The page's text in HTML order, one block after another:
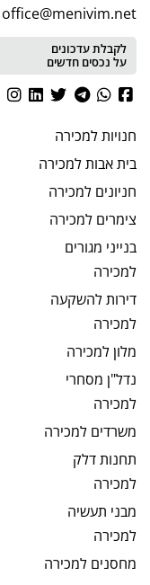
office@menivim.net
לקבלת עדכונים
על נכסים חדשים
חנויותלמכירה
בית אבותלמכירה
חניונים למכירה
צימרים למכירה
בנייני מגורים
למכירה
דירות להשקעה
למכירה
מלון למכירה
נדל"ן מסחרי
למכירה
משרדים למכירה
תחנות דלק
למכירה
מבני תעשיה
למכירה
מחסנים למכירה